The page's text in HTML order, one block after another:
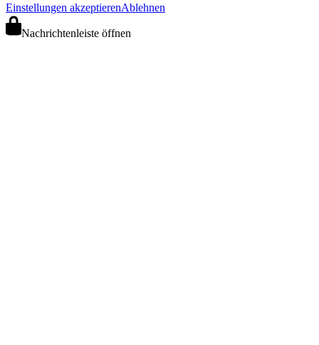
Einstellungen akzeptierenAblehnen
Nachrichtenleiste öffnen